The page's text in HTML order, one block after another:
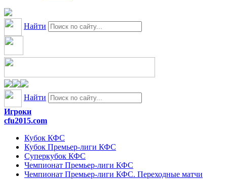
Найти
Найти
Игроки
cfu2015.com
Кубок КФС
Кубок Премьер-лиги КФС
Суперкубок КФС
Чемпионат Премьер-лиги КФС
Чемпионат Премьер-лиги КФС. Переходные матчи